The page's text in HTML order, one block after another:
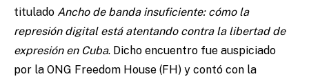
titulado Ancho de banda insuficiente: cómo la
represión digital está atentando contra la libertad de
expresión en Cuba. Dicho encuentro fue auspiciado
por la ONG Freedom House (FH) y contó con la